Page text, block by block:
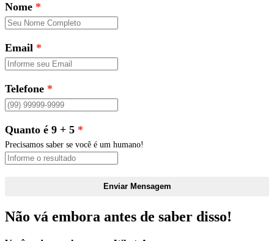
Nome
Email
Telefone
Quanto é 9 + 5
Precisamos saber se você é um humano!
Enviar Mensagem
Não vá embora antes de saber disso!